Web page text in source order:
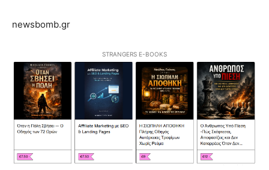
newsbomb.gr
STRANGERS E-BOOKS